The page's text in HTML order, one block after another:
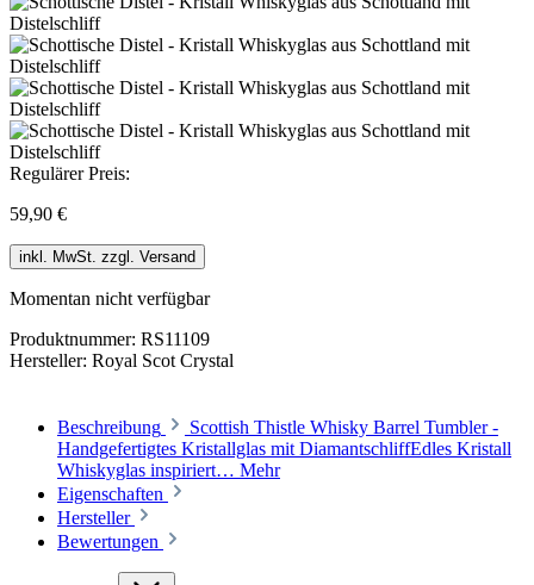
Regulärer Preis:
59,90 €
inkl. MwSt. zzgl. Versand
Momentan nicht verfügbar
Produktnummer: RS11109
Hersteller: Royal Scot Crystal
Beschreibung
Scottish Thistle Whisky Barrel Tumbler -
Handgefertigtes Kristallglas mit DiamantschliffEdles Kristall
Whiskyglas inspiriert… Mehr
Eigenschaften
Hersteller
Bewertungen